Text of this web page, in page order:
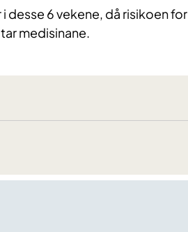
6 vekene, då risikoen for
medisinane.